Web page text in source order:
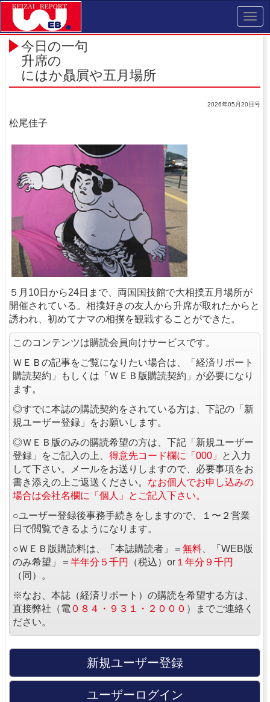
今日の一句
升席の
にはか贔屓や五月場所
2026年05月20日号
松尾佳子
５月10日から24日まで、両国国技館で大相撲五月場所が
開催されている。相撲好きの友人から升席が取れたからと
誘われ、初めてナマの相撲を観戦することができた。
このコンテンツは購読会員向けサービスです。
ＷＥＢの記事をご覧になりたい場合は、「経済リポート
購読契約」もしくは「ＷＥＢ版購読契約」が必要になり
ます。
◎すでに本誌の購読契約をされている方は、下記の「新
規ユーザー登録」をお願いします。
◎ＷＥＢ版のみの購読希望の方は、下記「新規ユーザー
登録」をご記入の上、 得意先コード欄に「000」
と入力
して下さい。メールをお送りしますので、必要事項をお
書き添えの上ご返送ください。 なお個人でお申し込みの
場合は会社名欄に「個人」とご記入下さい。
○ユーザー登録後事務手続きをしますので、１〜２営業
日で閲覧できるようになります。
○ＷＥＢ版購読料は、「本誌購読者」＝ 無料 、「WEB版
のみ希望」＝ 半年分５千円 （税込）or １年分９千円
（同）。
※なお、本誌（経済リポート）の購読を希望する方は、
直接弊社（電 ０８４・９３１・２０００ ）までご連絡く
ださい。
新規ユーザー登録
ユーザーログイン